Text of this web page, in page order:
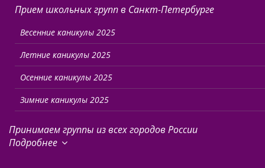
Прием школьных групп в Санкт-Петербурге
Весенние каникулы 2025
Летние каникулы 2025
Осенние каникулы 2025
Зимние каникулы 2025
Принимаем группы из всех городов России
Подробнее